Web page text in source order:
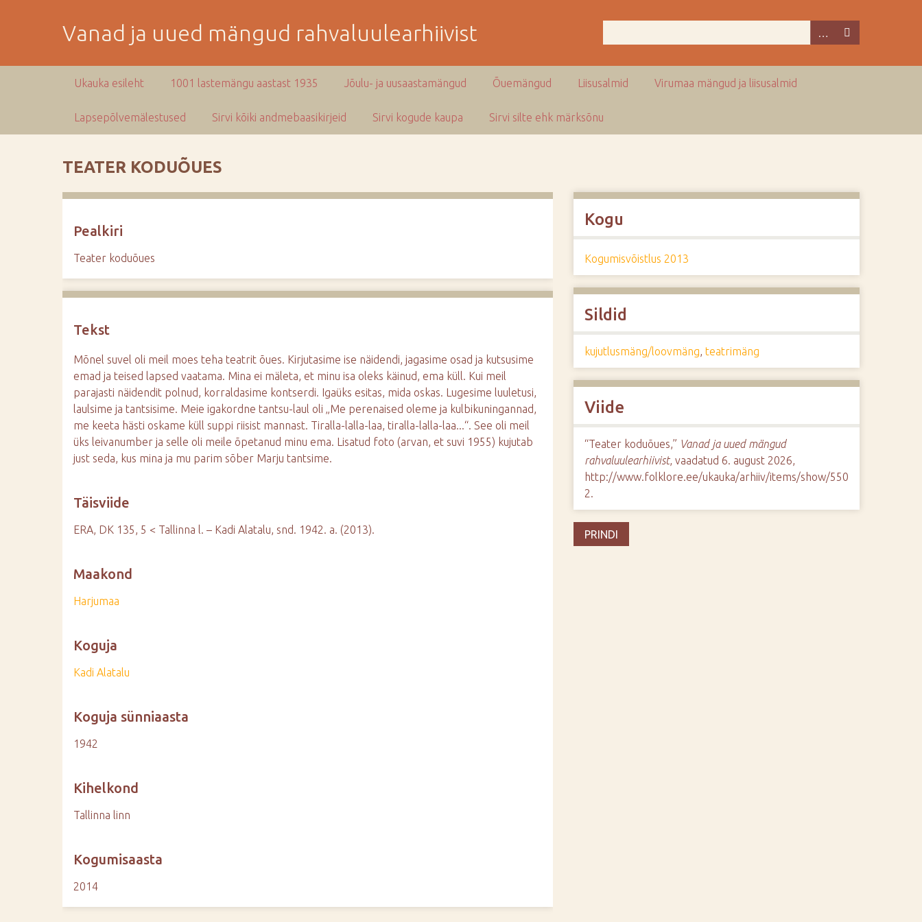
Vanad ja uued mängud rahvaluulearhiivist
Ukauka esileht 1001 lastemängu aastast 1935 Jõulu- ja uusaastamängud Õuemängud Liisusalmid Virumaa mängud ja liisusalmid
Lapsepõlvemälestused Sirvi kõiki andmebaasikirjeid Sirvi kogude kaupa Sirvi silte ehk märksõnu
TEATER KODUÕUES
Pealkiri
Teater koduõues
Tekst
Mõnel suvel oli meil moes teha teatrit õues. Kirjutasime ise näidendi, jagasime osad ja kutsusime
emad ja teised lapsed vaatama. Mina ei mäleta, et minu isa oleks käinud, ema küll. Kui meil
parajasti näidendit polnud, korraldasime kontserdi. Igaüks esitas, mida oskas. Lugesime luuletusi,
laulsime ja tantsisime. Meie igakordne tantsu-laul oli „Me perenaised oleme ja kulbikuningannad,
me keeta hästi oskame küll suppi riisist mannast. Tiralla-lalla-laa, tiralla-lalla-laa...“. See oli meil
üks leivanumber ja selle oli meile õpetanud minu ema. Lisatud foto (arvan, et suvi 1955) kujutab
just seda, kus mina ja mu parim sõber Marju tantsime.
Täisviide
ERA, DK 135, 5 < Tallinna l. – Kadi Alatalu, snd. 1942. a. (2013).
Maakond
Harjumaa
Koguja
Kadi Alatalu
Koguja sünniaasta
1942
Kihelkond
Tallinna linn
Kogumisaasta
2014
Kogu
Kogumisvõistlus 2013
Sildid
kujutlusmäng/loovmäng, teatrimäng
Viide
“Teater koduõues,” Vanad ja uued mängud
rahvaluulearhiivist, vaadatud 6. august 2026,
http://www.folklore.ee/ukauka/arhiiv/items/show/550
2.
PRINDI